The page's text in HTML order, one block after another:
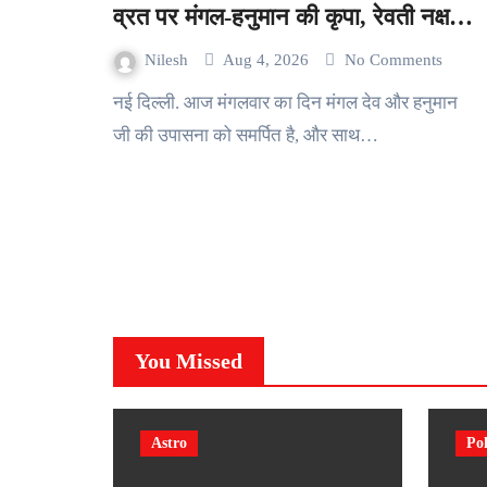
व्रत पर मंगल-हनुमान की कृपा, रेवती नक्षत्र
में इन राशियों का खुलेगा किस्मत का ताला
Nilesh Aug 4, 2026 No Comments
नई दिल्ली. आज मंगलवार का दिन मंगल देव और हनुमान
जी की उपासना को समर्पित है, और साथ…
You Missed
Astro